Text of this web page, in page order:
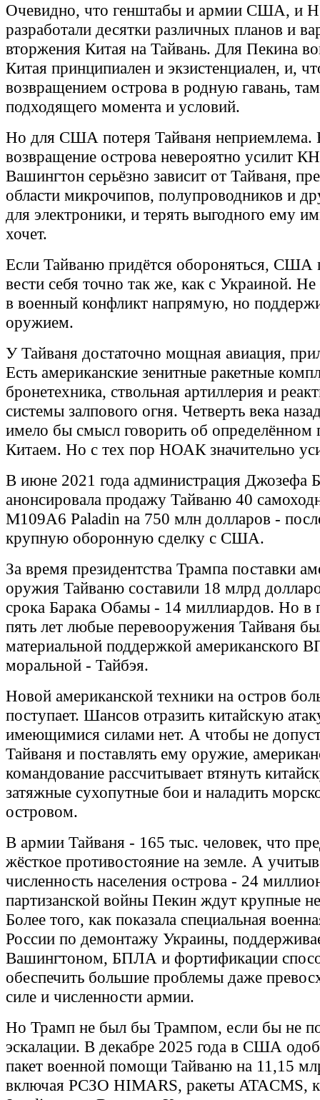
Очевидно, что генштабы и армии США, и
разработали десятки различных планов и
вторжения Китая на Тайвань. Для Пекина
Китая принципиален и экзистенциален, и,
возвращением острова в родную гавань,
подходящего момента и условий.
Но для США потеря Тайваня неприемлема.
возвращение острова невероятно усилит
Вашингтон серьёзно зависит от Тайваня,
области микрочипов, полупроводников и
для электроники, и терять выгодного ему
хочет.
Если Тайваню придётся обороняться, США
вести себя точно так же, как с Украиной.
в военный конфликт напрямую, но
оружием.
У Тайваня достаточно мощная авиация,
Есть американские зенитные ракетные
бронетехника, ствольная артиллерия и
системы залпового огня. Четверть века
имело бы смысл говорить об определённом
Китаем. Но с тех пор НОАК значительно
В июне 2021 года администрация Джозефа
анонсировала продажу Тайваню 40
M109A6 Paladin на 750 млн долларов -
крупную оборонную сделку с США.
За время президентства Трампа поставки
оружия Тайваню составили 18 млрд
срока Барака Обамы - 14 миллиардов. Но в
пять лет любые перевооружения Тайваня
материальной поддержкой американского
моральной - Тайбэя.
Новой американской техники на остров
поступает. Шансов отразить китайскую
имеющимися силами нет. А чтобы не
Тайваня и поставлять ему оружие,
командование рассчитывает втянуть
затяжные сухопутные бои и наладить
островом.
В армии Тайваня - 165 тыс. человек, что
жёсткое противостояние на земле. А
численность населения острова - 24
партизанской войны Пекин ждут крупные
Более того, как показала специальная
России по демонтажу Украины,
Вашингтоном, БПЛА и фортификации
обеспечить большие проблемы даже
силе и численности армии.
Но Трамп не был бы Трампом, если бы не
эскалации. В декабре 2025 года в США
пакет военной помощи Тайваню на 11,15
включая РСЗО HIMARS, ракеты ATACMS,